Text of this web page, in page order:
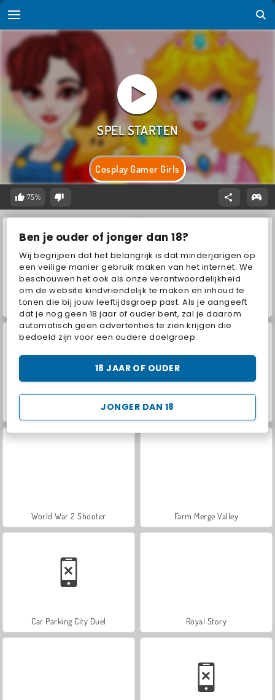
Ben je ouder of jonger dan 18?
Wij begrijpen dat het belangrijk is dat minderjarigen op
een veilige manier gebruik maken van het internet. We
beschouwen het ook als onze verantwoordelijkheid
om de website kindvriendelijk te maken en inhoud te
tonen die bij jouw leeftijdsgroep past. Als je aangeeft
dat je nog geen 18 jaar of ouder bent, zal je daarom
automatisch geen advertenties te zien krijgen die
bedoeld zijn voor een oudere doelgroep.
JONGER DAN 18
18 JAAR OF OUDER
Cosplay Gamer Girls
75%
Love Tester ASMR Makeover & Makeup Studio
VegaMix Da Vinci Puzzles Hidden Object: Street of Secrets
World War 2 Shooter Farm Merge Valley
Car Parking City Duel Royal Story